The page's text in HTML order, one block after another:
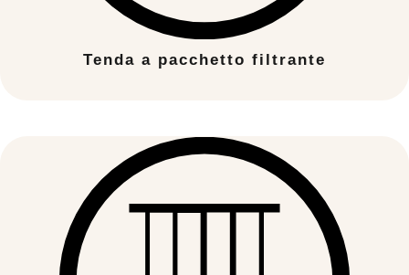
Tenda a pacchetto filtrante